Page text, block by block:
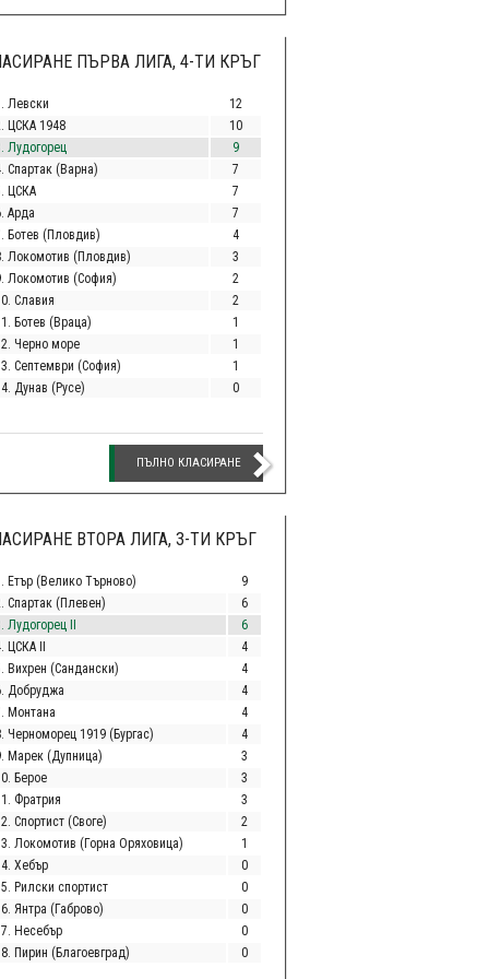
ПЪРВА ЛИГА, 4-ТИ КРЪГ
Левски
12
ЦСКА 1948
10
Лудогорец
9
Спартак (Варна)
7
ЦСКА
7
Арда
7
Ботев (Пловдив)
4
Локомотив (Пловдив)
3
Локомотив (София)
2
Славия
2
Ботев (Враца)
1
Черно море
1
Септември (София)
1
Дунав (Русе)
0
ПЪЛНО КЛАСИРАНЕ
ВТОРА ЛИГА, 3-ТИ КРЪГ
Етър (Велико Търново)
9
Спартак (Плевен)
6
Лудогорец II
6
ЦСКА II
4
Вихрен (Сандански)
4
Добруджа
4
Монтана
4
Черноморец 1919 (Бургас)
4
Марек (Дупница)
3
Берое
3
Фратрия
3
Спортист (Своге)
2
Локомотив (Горна Оряховица)
1
Хебър
0
Рилски спортист
0
Янтра (Габрово)
0
Несебър
0
Пирин (Благоевград)
0